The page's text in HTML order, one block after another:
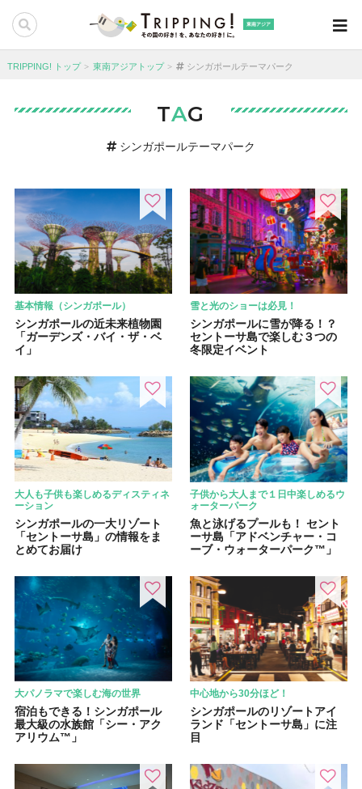
東南アジア
TRIPPING! トップ 東南アジアトップ シンガポールテーマパーク
TAG
シンガポールテーマパーク
基本情報（シンガポール）
シンガポールの近未来植物園
「ガーデンズ・バイ・ザ・ベ
イ」
雪と光のショーは必見！
シンガポールに雪が降る！？
セントーサ島で楽しむ３つの
冬限定イベント
大人も子供も楽しめるディスティネ
ーション
シンガポールの一大リゾート
「セントーサ島」の情報をま
とめてお届け
子供から大人まで１日中楽しめるウ
ォーターパーク
魚と泳げるプールも！ セント
ーサ島「アドベンチャー・コ
ーブ・ウォーターパーク™」
大パノラマで楽しむ海の世界
宿泊もできる！シンガポール
最大級の水族館「シー・アク
アリウム™」
中心地から30分ほど！
シンガポールのリゾートアイ
ランド「セントーサ島」に注
目